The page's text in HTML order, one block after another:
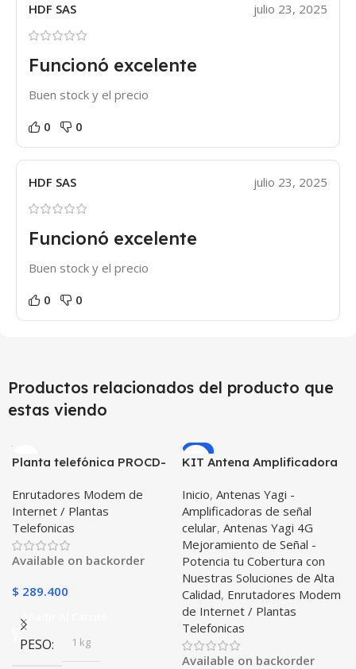
HDF SAS julio 23, 2025
Funcionó excelente
Buen stock y el precio
0 0
HDF SAS julio 23, 2025
Funcionó excelente
Buen stock y el precio
0 0
Productos relacionados del producto que
estas viendo
Planta telefónica PROCD-
Doble Dual Simcard
Homologado + Antena
Omnidireccional de 5dBi
Enrutadores Modem de
Internet / Plantas
Telefonicas
Available on backorder
$ 289.400
Añadir Al Carrito
PESO 1 kg
-6%
KIT Antena Amplificadora
Modem Enrutador Huawei
B612
Inicio, Antenas Yagi -
Amplificadoras de señal
celular, Antenas Yagi 4G
Mejoramiento de Señal -
Potencia tu Cobertura con
Nuestras Soluciones de Alta
Calidad, Enrutadores Modem
de Internet / Plantas
Telefonicas
Available on backorder